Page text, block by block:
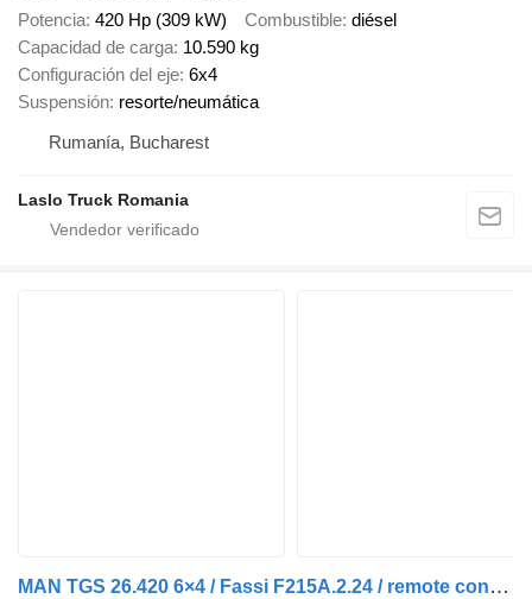
Potencia 420 Hp (309 kW) Combustible diésel
Capacidad de carga 10.590 kg
Configuración del eje 6x4
Suspensión resorte/neumática
Rumanía, Bucharest
Laslo Truck Romania
MAN TGS 26.420 6×4 / Fassi F215A.2.24 / remote control / Rotator / 1